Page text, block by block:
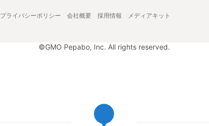
プライバシーポリシー 会社概要 採用情報 メディアキット
©GMO Pepabo, Inc. All rights reserved.